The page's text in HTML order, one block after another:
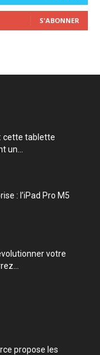
S'ABONNER
: cette tablette
un...
: l’iPad Pro M5
votre
propose les